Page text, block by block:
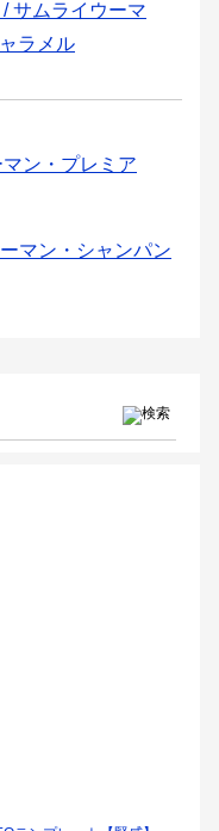
サムライウーマ
ラメル
ン・プレミア
マン・シャンパン